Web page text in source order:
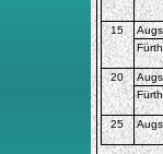
15
Fürth
20
Fürth
25